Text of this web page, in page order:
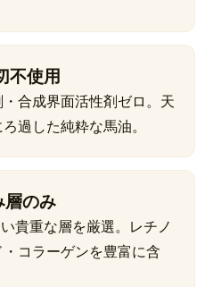
不使用
合成界面活性剤ゼロ。天
過した純粋な馬油。
層のみ
貴重な層を厳選。レチノ
コラーゲンを豊富に含